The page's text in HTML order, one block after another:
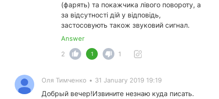
(фарять) та покажчика лівого повороту, а
за відсутності дій у відповідь,
застосовують також звуковий сигнал.
Answer
2
1 1
Оля Тимченко • 31 January 2019 19:19
Добрый вечер!Извините незнаю куда писать.